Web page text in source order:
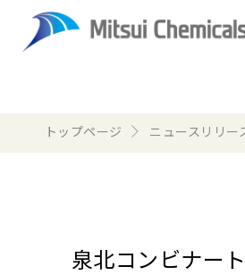
トップページ ニュースリリー
泉北コンビナー